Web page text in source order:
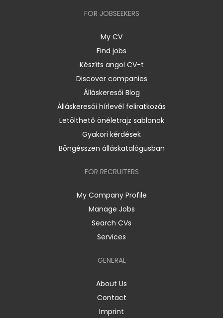
FOR JOBSEEKERS
My CV
Find jobs
Készíts angol CV-t
Discover companies
Álláskeresői Blog
Álláskeresői hírlevél feliratkozás
Letölthető önéletrajz sablonok
Gyakori kérdések
Böngésszen álláskatalógusban
FOR RECRUITERS
My Company Profile
Manage Jobs
Search CVs
Services
GENERAL
About Us
Contact
Imprint